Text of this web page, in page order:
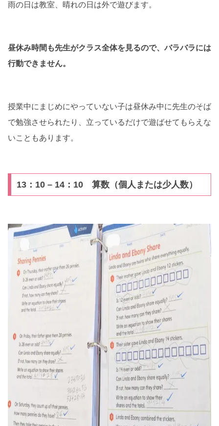
雨の日は教室、晴れの日は外で遊びます。
昼休み時間も先生がクラス全体を見るので、バラバラには
行動できません。
授業中にまじめにやっていない子は昼休み中に先生のそば
で勉強させられたり、立っているだけで遊ばせてもらえな
いこともあります。
13：10 – 14：10 算数（個人または少人数）